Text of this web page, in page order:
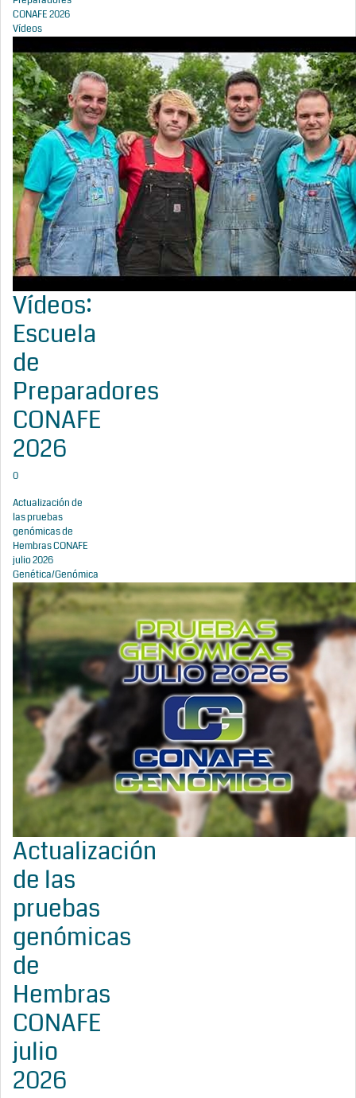
CONAFE 2026
Vídeos
Vídeos:
Escuela
de
Preparadores
CONAFE
2026
0
Actualización de
las pruebas
genómicas de
Hembras CONAFE
julio 2026
Genética/Genómica
Actualización
de las
pruebas
genómicas
de
Hembras
CONAFE
julio
2026